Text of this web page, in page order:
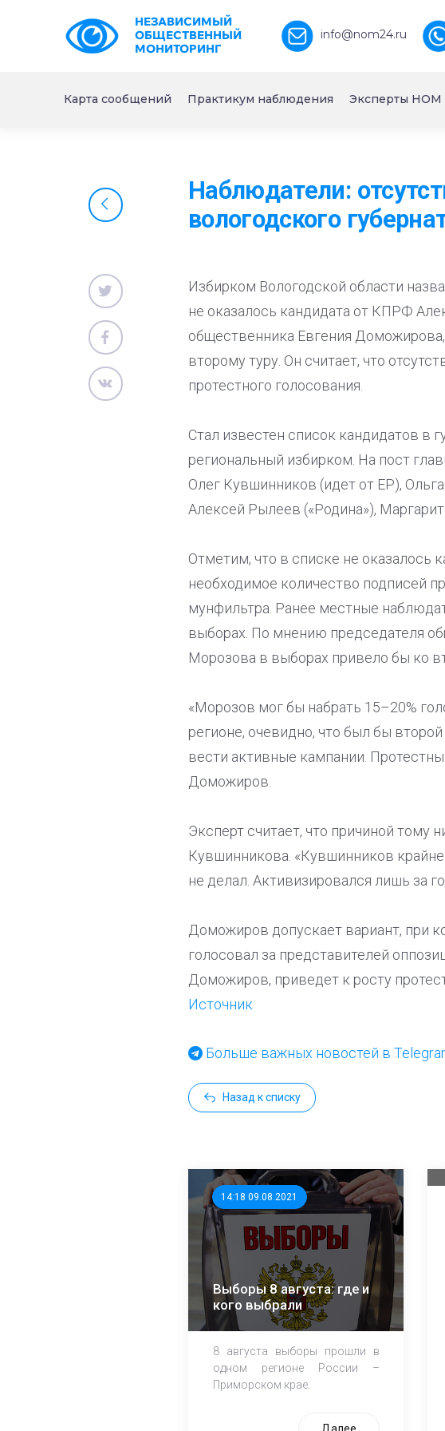
НЕЗАВИСИМЫЙ
ОБЩЕСТВЕННЫЙ
МОНИТОРИНГ
info@nom24.ru
Карта сообщений Практикум наблюдения Эксперты НОМ
Наблюдатели:
вологодского
Избирком Вологодской области
не оказалось кандидата от КПРФ
общественника Евгения
второму туру. Он считает, что
протестного голосования.
Стал известен список кандидатов в
региональный избирком. На пост
Олег Кувшинников (идет от ЕР),
Алексей Рылеев («Родина»),
Отметим, что в списке не оказалось
необходимое количество подписей
мунфильтра. Ранее местные
выборах. По мнению председателя
Морозова в выборах привело бы ко
«Морозов мог бы набрать 15–20%
регионе, очевидно, что был бы
вести активные кампании.
Доможиров.
Эксперт считает, что причиной тому
Кувшинникова. «Кувшинников
не делал. Активизировался лишь за
Доможиров допускает вариант, при
голосовал за представителей
Доможиров, приведет к росту
Источник
Больше важных новостей в
Назад к списку
14:18 09.08.2021
Выборы 8 августа: где и
кого выбрали
8 августа выборы прошли в
одном регионе России –
Приморском крае.
Далее